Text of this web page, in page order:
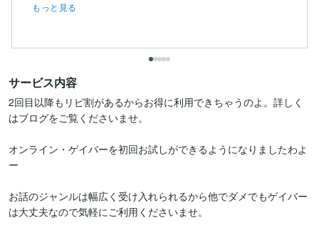
もっと見る
サービス内容
2回目以降もリピ割があるからお得に利用できちゃうのよ。詳しく
はブログをご覧くださいませ。
オンライン・ゲイバーを初回お試しができるようになりましたわよ
ー
お話のジャンルは幅広く受け入れられるから他でダメでもゲイバー
は大丈夫なので気軽にご利用くださいませ。